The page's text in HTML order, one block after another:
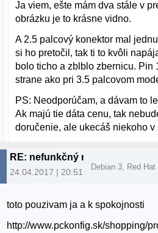
Ja viem, ešte mám dva stále v
obrázku je to krásne vidno.
A 2.5 palcový konektor mal
si ho pretočil, tak ti to kvôli
bolo ticho a zblblo zbernicu. Pin
strane ako pri 3.5 palcovom
PS: Neodporúčam, a dávam to
Ak majú tie dáta cenu, tak
doručenie, ale ukecáš niekoho v
RE: nefunkčný notebook
24.04.2017 | 20:51
Debian 3, Red
toto pouzivam ja a k spokojnosti
http://www.pckonfig.sk/shopping/